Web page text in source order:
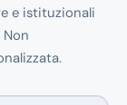
e istituzionali